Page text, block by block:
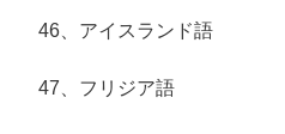
46、アイスランド語
47、フリジア語